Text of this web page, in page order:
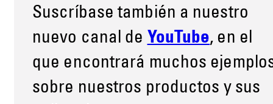
Suscríbase también a nuestro
nuevo canal de YouTube, en el
que encontrará muchos
sobre nuestros productos y sus